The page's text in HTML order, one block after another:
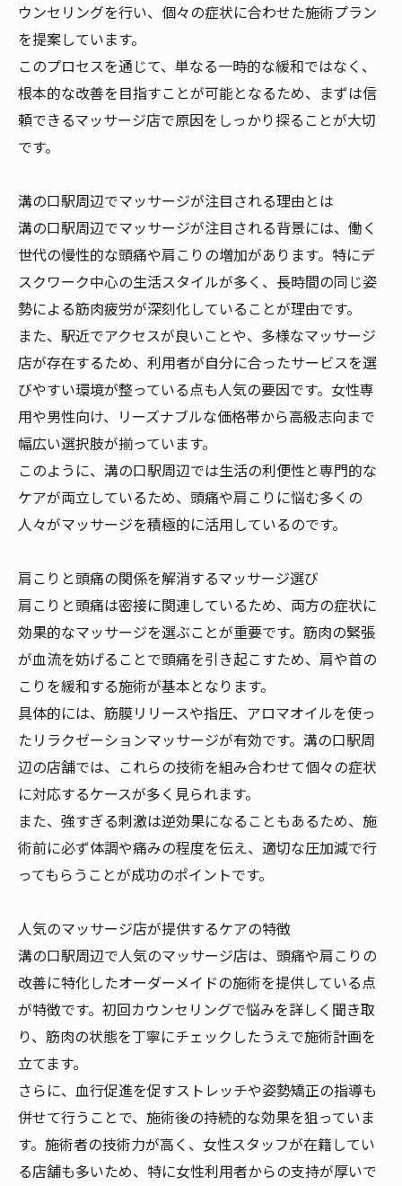
ウンセリングを行い、個々の症状に合わせた施術プラン
を提案しています。
このプロセスを通じて、単なる一時的な緩和ではなく、
根本的な改善を目指すことが可能となるため、まずは信
頼できるマッサージ店で原因をしっかり探ることが大切
です。
溝の口駅周辺でマッサージが注目される理由とは
溝の口駅周辺でマッサージが注目される背景には、働く
世代の慢性的な頭痛や肩こりの増加があります。特にデ
スクワーク中心の生活スタイルが多く、長時間の同じ姿
勢による筋肉疲労が深刻化していることが理由です。
また、駅近でアクセスが良いことや、多様なマッサージ
店が存在するため、利用者が自分に合ったサービスを選
びやすい環境が整っている点も人気の要因です。女性専
用や男性向け、リーズナブルな価格帯から高級志向まで
幅広い選択肢が揃っています。
このように、溝の口駅周辺では生活の利便性と専門的な
ケアが両立しているため、頭痛や肩こりに悩む多くの
人々がマッサージを積極的に活用しているのです。
肩こりと頭痛の関係を解消するマッサージ選び
肩こりと頭痛は密接に関連しているため、両方の症状に
効果的なマッサージを選ぶことが重要です。筋肉の緊張
が血流を妨げることで頭痛を引き起こすため、肩や首の
こりを緩和する施術が基本となります。
具体的には、筋膜リリースや指圧、アロマオイルを使っ
たリラクゼーションマッサージが有効です。溝の口駅周
辺の店舗では、これらの技術を組み合わせて個々の症状
に対応するケースが多く見られます。
また、強すぎる刺激は逆効果になることもあるため、施
術前に必ず体調や痛みの程度を伝え、適切な圧加減で行
ってもらうことが成功のポイントです。
人気のマッサージ店が提供するケアの特徴
溝の口駅周辺で人気のマッサージ店は、頭痛や肩こりの
改善に特化したオーダーメイドの施術を提供している点
が特徴です。初回カウンセリングで悩みを詳しく聞き取
り、筋肉の状態を丁寧にチェックしたうえで施術計画を
立てます。
さらに、血行促進を促すストレッチや姿勢矯正の指導も
併せて行うことで、施術後の持続的な効果を狙っていま
す。施術者の技術力が高く、女性スタッフが在籍してい
る店舗も多いため、特に女性利用者からの支持が厚いで